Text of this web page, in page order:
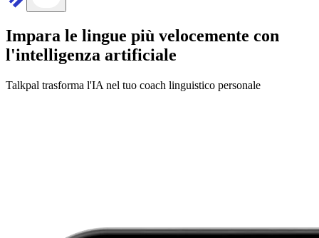
Impara le lingue più velocemente con
l'intelligenza artificiale
Talkpal trasforma l'IA nel tuo coach linguistico personale